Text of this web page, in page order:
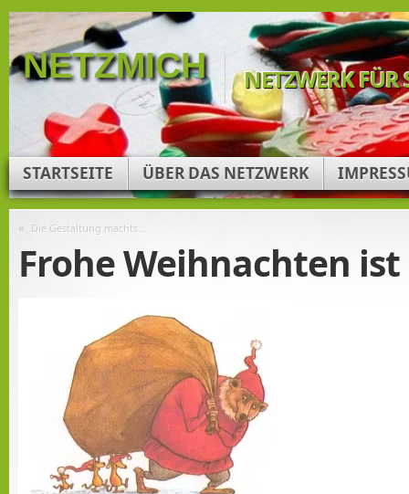
NETZMICH NETZWERK
STARTSEITE ÜBER DAS NETZWERK
« Die Gestaltung machts…
Frohe Weihnachten